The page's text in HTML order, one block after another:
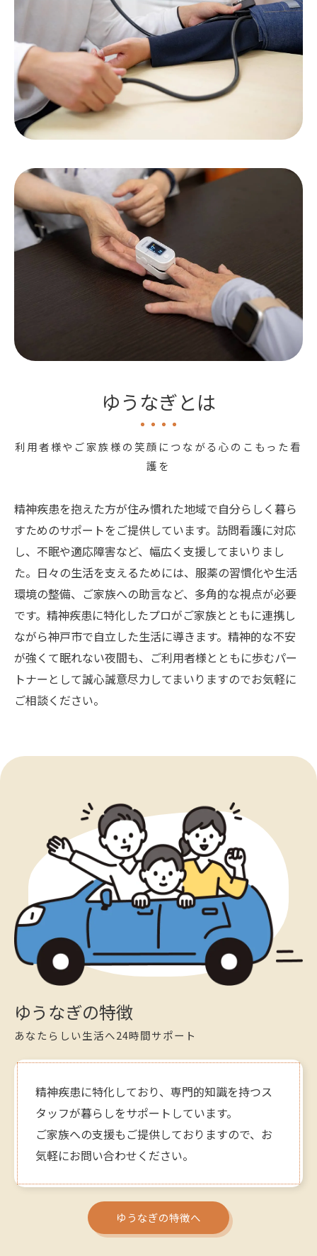
利用者様やご家族様の笑顔につながる心のこもった看
護を
ゆうなぎとは
精神疾患を抱えた方が住み慣れた地域で自分らしく暮ら
すためのサポートをご提供しています。訪問看護に対応
し、不眠や適応障害など、幅広く支援してまいりまし
た。日々の生活を支えるためには、服薬の習慣化や生活
環境の整備、ご家族への助言など、多角的な視点が必要
です。精神疾患に特化したプロがご家族とともに連携し
ながら神戸市で自立した生活に導きます。精神的な不安
が強くて眠れない夜間も、ご利用者様とともに歩むパー
トナーとして誠心誠意尽力してまいりますのでお気軽に
ご相談ください。
ゆうなぎの特徴
あなたらしい生活へ24時間サポート
精神疾患に特化しており、専門的知識を持つス
タッフが暮らしをサポートしています。
ご家族への支援もご提供しておりますので、お
気軽にお問い合わせください。
ゆうなぎの特徴へ